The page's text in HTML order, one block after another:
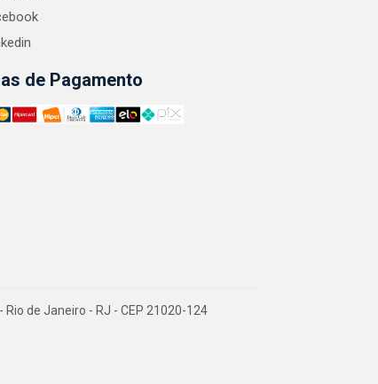
de Pagamento
Rio de Janeiro - RJ - CEP 21020-124